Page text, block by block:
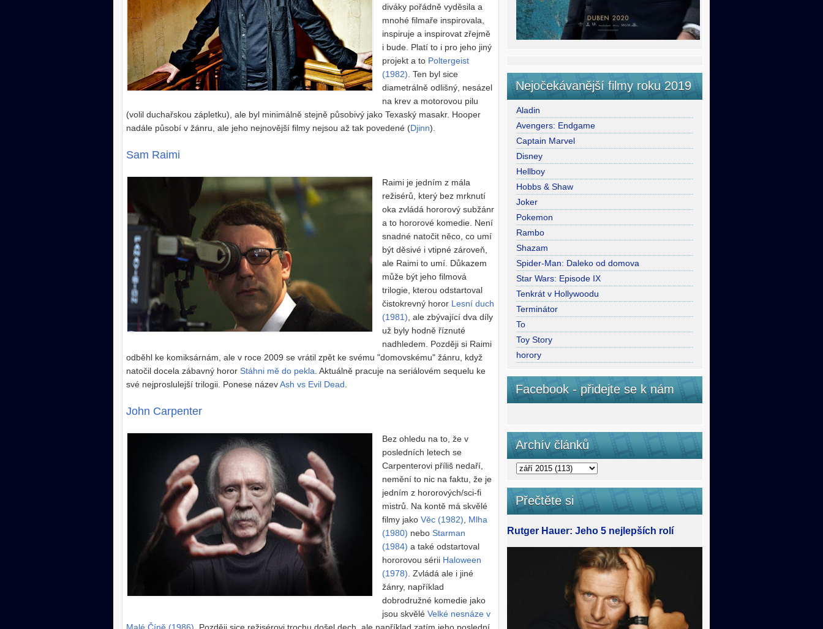
diváky pořádně vyděsila a
mnohé filmaře inspirovala,
inspiruje a inspirovat zřejmě
i bude. Platí to i pro jeho jiný
projekt a to Poltergeist
(1982). Ten byl sice
diametrálně odlišný, nesázel
na krev a motorovou pilu
(volil duchařskou zápletku), ale byl minimálně stejně působivý jako Texaský masakr. Hooper
nadále působí v žánru, ale jeho nejnovější filmy nejsou až tak povedené (Djinn).
Sam Raimi
Raimi je jedním z mála
režisérů, který bez mrknutí
oka zvládá hororový subžánr
a to hororové komedie. Není
snadné natočit něco, co umí
být děsivé i vtipné zároveň,
ale Raimi to umí. Důkazem
může být jeho filmová
trilogie, kterou odstartoval
čistokrevný horor Lesní duch
(1981), ale zbývající dva díly
už byly hodně říznuté
nadhledem. Později si Raimi
odběhl ke komiksárnám, ale v roce 2009 se vrátil zpět ke svému "domovskému" žánru, když
natočil docela zábavný horor Stáhni mě do pekla. Aktuálně pracuje na seriálovém sequelu ke
své nejproslulejší trilogii. Ponese názevAsh vs Evil Dead.
John Carpenter
Bez ohledu na to, že v
posledních letech se
Carpenterovi příliš nedaří,
nemění to nic na faktu, že je
jedním z hororových/sci-fi
mistrů. Na kontě má skvělé
filmy jakoVěc (1982), Mlha
(1980) neboStarman
(1984) a také odstartoval
hororovou sérii Haloween
(1978). Zvládá ale i jiné
žánry, například
dobrodružné komedie jako
jsou skvěléVelké nesnáze v
Nejočekávanější filmy roku 2019
Aladin
Avengers: Endgame
Captain Marvel
Disney
Hellboy
Hobbs & Shaw
Joker
Pokemon
Rambo
Shazam
Spider-Man: Daleko od domova
Star Wars: Episode IX
Tenkrát v Hollywoodu
Terminátor
To
Toy Story
horory
Facebook - přidejte se k nám
Archív článků
Přečtěte si
Rutger Hauer: Jeho 5 nejlepších rolí